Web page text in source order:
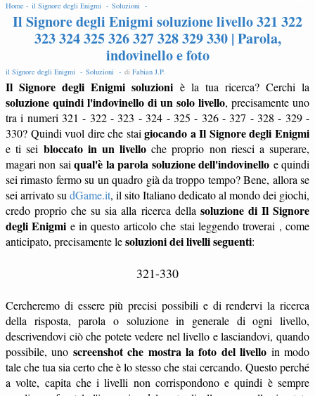
Home - il Signore degli Enigmi - Soluzioni -
Il Signore degli Enigmi soluzione livello 321 322
323 324 325 326 327 328 329 330 | Parola,
indovinello e foto
il Signore degli Enigmi - Soluzioni - di Fabian J.P.
Il Signore degli Enigmi soluzioni è la tua ricerca? Cerchi la
soluzione quindi l'indovinello di un solo livello, precisamente uno
tra i numeri 321 - 322 - 323 - 324 - 325 - 326 - 327 - 328 - 329 -
330? Quindi vuol dire che staigiocando a Il Signore degli Enigmi
e ti sei bloccato in un livello che proprio non riesci a superare,
magari non saiqual'è la parola soluzione dell'indovinello e quindi
sei rimasto fermo su un quadro già da troppo tempo? Bene, allora se
sei arrivato su dGame.it, il sito Italiano dedicato al mondo dei giochi,
credo proprio che su sia alla ricerca della soluzione di Il Signore
degli Enigmi e in questo articolo che stai leggendo troverai , come
anticipato, precisamente lesoluzioni dei livelli seguenti:
321-330
Cercheremo di essere più precisi possibili e di rendervi la ricerca
della risposta, parola o soluzione in generale di ogni livello,
descrivendovi ciò che potete vedere nel livello e lasciandovi, quando
possibile, uno screenshot che mostra la foto del livello in modo
tale che tua sia certo che è lo stesso che stai cercando. Questo perché
a volte, capita che i livelli non corrispondono e quindi è sempre